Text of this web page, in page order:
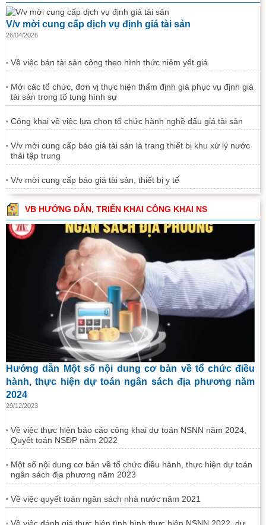
V/v mời cung cấp dịch vụ định giá tài sản
26/04/2026
Về việc bán tài sản công theo hình thức niêm yết giá
Mời các tổ chức, đơn vị thực hiện thẩm định giá phục vụ định giá
tài sản trong tố tụng hình sự
Công khai về việc lựa chọn tổ chức hành nghề đấu giá tài sản
V/v mời cung cấp báo giá tài sản là trang thiết bị khu xử lý nước
thải tập trung
V/v mời cung cấp báo giá tài sản, thiết bị y tế
VB HƯỚNG DẪN, TRIỂN KHAI CÔNG KHAI NS
Hướng dẫn Một số nội dung cơ bản về tổ chức điều
hành, thực hiện dự toán ngân sách địa phương năm
2024
29/12/2023
Về việc thực hiện báo cáo công khai dự toán NSNN năm 2024,
Quyết toán NSĐP năm 2022
Một số nội dung cơ bản về tổ chức điều hành, thực hiện dự toán
ngân sách địa phương năm 2023
Về việc quyết toán ngân sách nhà nước năm 2021